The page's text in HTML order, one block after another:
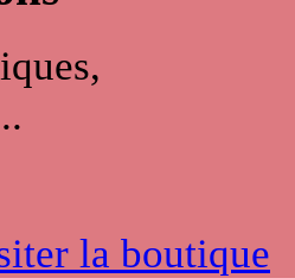
la boutique